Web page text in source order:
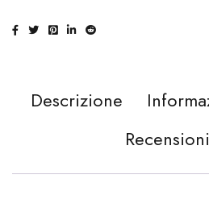
Descrizione